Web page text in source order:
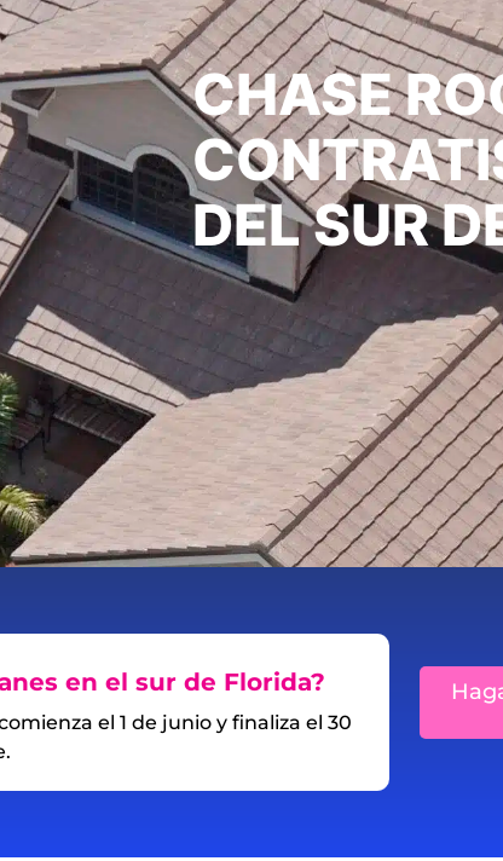
CHASE
DEL SUR
en el sur de Florida?
el 1 de junio y finaliza el 30